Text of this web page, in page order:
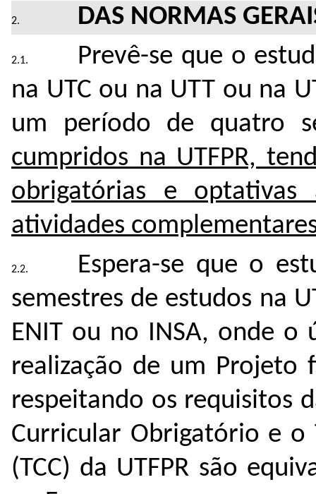
DAS NORMAS
Prevê-se que o
na UTC ou na UTT ou na
um período de quatro
cumpridos na UTFPR,
obrigatórias e
atividades
Espera-se que o
semestres de estudos na
ENIT ou no INSA, onde o
realização de um Projeto
respeitando os requisitos
Curricular Obrigatório e o
(TCC) da UTFPR são